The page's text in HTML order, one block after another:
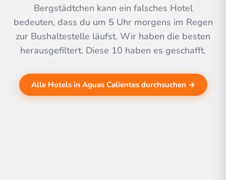
Bergstädtchen kann ein falsches Hotel
bedeuten, dass du um 5 Uhr morgens im Regen
zur Bushaltestelle läufst. Wir haben die besten
herausgefiltert. Diese 10 haben es geschafft.
Alle Hotels in Aguas Calientes durchsuchen →